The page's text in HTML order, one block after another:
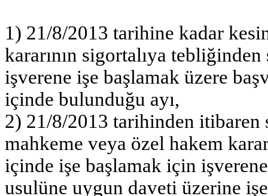
1) 21/8/2013 tarihine kadar
kararının sigortalıya
işverene işe başlamak üzere
içinde bulunduğu ayı,
2) 21/8/2013 tarihinden itibaren
mahkeme veya özel hakem
içinde işe başlamak için
usulüne uygun daveti üzerine